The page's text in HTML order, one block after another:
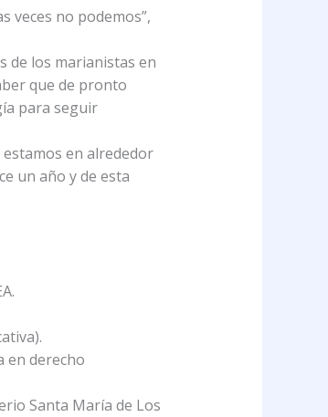
veces no podemos”,
de los marianistas en
que de pronto
para seguir
en alrededor
un año y de esta
en derecho
Santa María de Los